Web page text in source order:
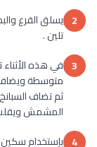
2
تلين .
3 في هذه
المشمش ويقلب
4 بإستخدام